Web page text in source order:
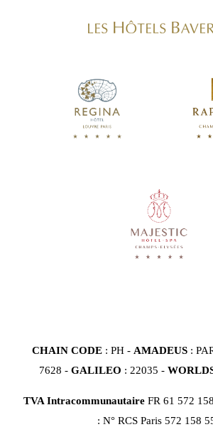
CHAIN CODE : PH - AMADEUS :
7628 - GALILEO : 22035 -
TVA Intracommunautaire FR 61 572
: N° RCS Paris 572 158